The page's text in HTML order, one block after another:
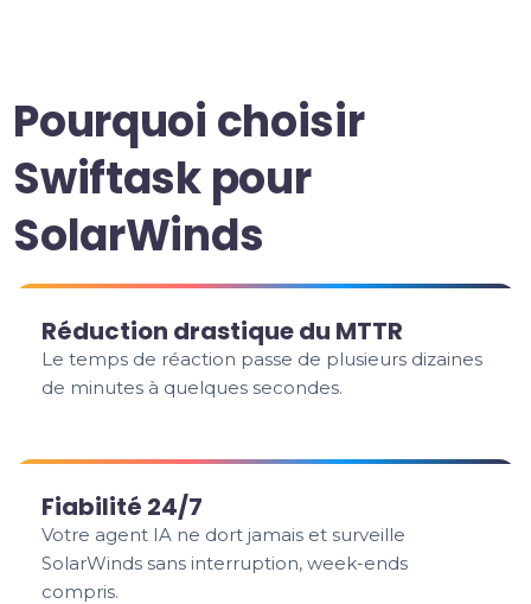
Pourquoi choisir
Swiftask pour
SolarWinds
Réduction drastique du MTTR
Le temps de réaction passe de plusieurs dizaines
de minutes à quelques secondes.
Fiabilité 24/7
Votre agent IA ne dort jamais et surveille
SolarWinds sans interruption, week-ends
compris.